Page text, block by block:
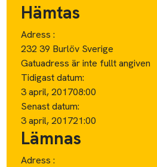
Hämtas
Adress :
232 39 Burlöv Sverige
Gatuadress är inte fullt angiven
Tidigast datum:
3 april, 201708:00
Senast datum:
3 april, 201721:00
Lämnas
Adress :